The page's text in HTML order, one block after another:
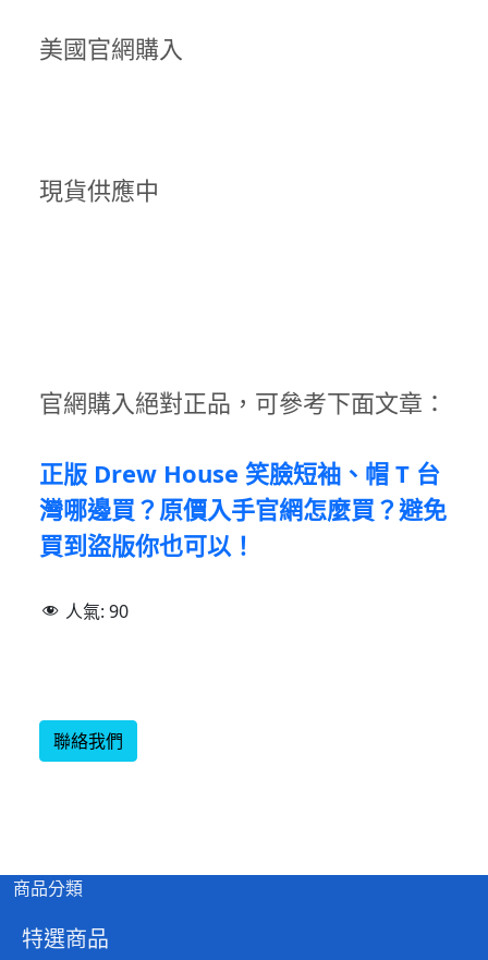
美國官網購入
現貨供應中
官網購入絕對正品，可參考下面文章：
正版 Drew House 笑臉短袖、帽 T 台
灣哪邊買？原價入手官網怎麼買？避免
買到盜版你也可以！
人氣: 90
聯絡我們
商品分類
特選商品